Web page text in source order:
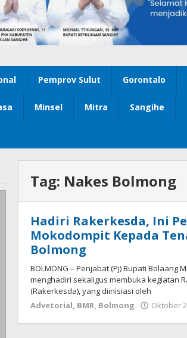
Pemprov Sulut Gorontalo
Minsel Mitra Sangihe
Tag: Nakes Bolmong
Hadiri Rakerkesda, Ini
Mokodompit Kepada
Bolmong
BOLMONG – Penjabat (Pj) Bupati Bolaang
menghadiri sekaligus membuka kegiatan
(Rakerkesda), yang diinisiasi oleh
Advetorial, BMR, Bolmong Oktober